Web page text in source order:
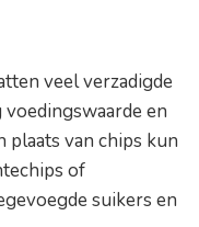
veel verzadigde
en
plaats van chips kun
of
suikers en